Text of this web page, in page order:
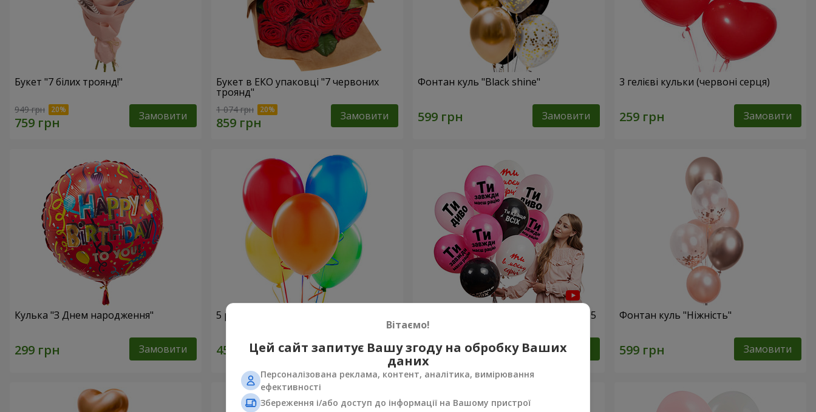
Букет "7 білих троянд!"
949 грн Замовити
Букет в ЕКО упаковці "7 червоних
троянд"
1 074 грн Замовити
Фонтан куль "Black shine"
Замовити
3 гелієві кульки (червоні серця)
Замовити
Кулька "З Днем народження"
Замовити
5 різнокольорових гелієвих кульок
Замовити
Колекція кульок для неї "Ти диво!" - 5
кульок
Замовити
Фонтан куль "Ніжність"
Замовити
Вітаємо!
Цей сайт запитує Вашу згоду на обробку Ваших
даних
Персоналізована реклама, контент, аналітика, вимірювання
ефективності
Збереження і/або доступ до інформації на Вашому пристрої